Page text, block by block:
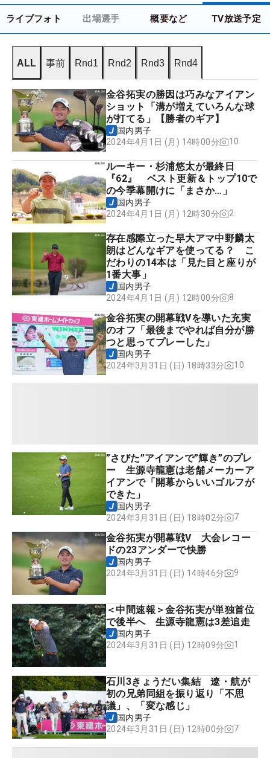
ライブフォト 出場選手 概要など TV放送予定
ALL 事前 Rnd1 Rnd2 Rnd3 Rnd4
金谷拓実の勝因は巧みなアイアン
ショット「溝が増えていろんな球
が打てる」【勝者のギア】
国内男子
2024年4月1日 (月) 14時00分
10
ルーキー・杉浦悠太が最終日
『62』 ベスト更新＆トップ10で
の今季幕開けに「まさか…」
国内男子
2024年4月1日 (月) 12時30分
2
存在感際立った早大アマ中野麟太
朗はどんなギアを使ってる？ こ
だわりの14本は「見た目と座りが
1番大事」
国内男子
2024年4月1日 (月) 12時00分
8
金谷拓実の開幕戦Vを導いた充実
のオフ「最後までやれば自分が勝
つと思ってプレーした」
国内男子
2024年3月31日 (日) 18時33分
10
”さびた”アイアンで”輝き”のプレ
ー 生源寺龍憲は老舗メーカーア
イアンで「開幕からいいゴルフが
できた」
国内男子
2024年3月31日 (日) 18時02分
7
金谷拓実が開幕戦V 大会レコー
ドの23アンダーで快勝
国内男子
2024年3月31日 (日) 14時46分
9
＜中間速報＞金谷拓実が単独首位
で後半へ 生源寺龍憲は3差追走
国内男子
2024年3月31日 (日) 12時09分
1
石川3きょうだい集結 遼・航が
初の兄弟同組を振り返り「不思
議」、「変な感じ」
国内男子
2024年3月31日 (日) 12時00分
7